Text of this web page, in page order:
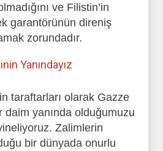
ve Filistin’in
garantörünün direniş
zorundadır.
Yanındayız
taraftarları olarak Gazze
daim yanında olduğumuzu
Zalimlerin
bir dünyada onurlu